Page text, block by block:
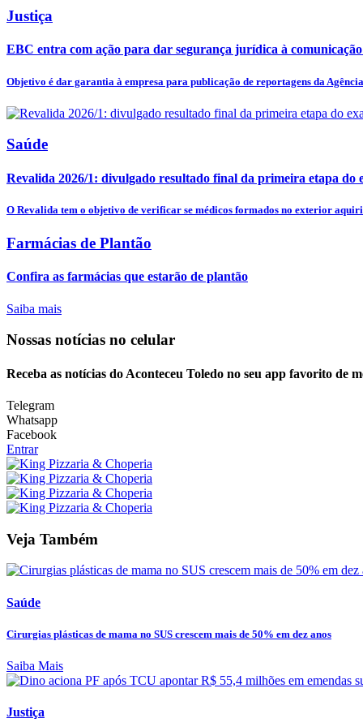
Justiça
EBC entra com ação para dar segurança jurídica à
Objetivo é dar garantia à empresa para publicação de reportagens da
Saúde
Revalida 2026/1: divulgado resultado final da primeira etapa do
O Revalida tem o objetivo de verificar se médicos formados no exterior
Farmácias de Plantão
Confira as farmácias que estarão de plantão
Saiba mais
Nossas notícias no celular
Receba as notícias do Aconteceu Toledo no seu app favorito de
Telegram
Whatsapp
Facebook
Entrar
Veja Também
Saúde
Cirurgias plásticas de mama no SUS crescem mais de 50% em dez anos
Saiba Mais
Justiça